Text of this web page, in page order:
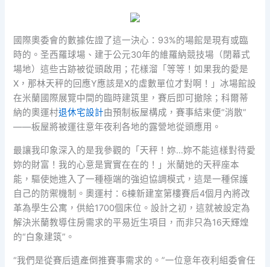
國際奧委會的數據佐證了這一決心：93%的場館是現有或臨
時的。圣西羅球場、建于公元30年的維羅納競技場（閉幕式
場地）這些古跡被從頭啟用；花樣溜「等等！如果我的愛是
X，那林天秤的回應Y應該是X的虛數單位才對啊！」冰場館設
在米蘭國際展覽中間的臨時建筑里，賽后即可撤除；科爾蒂
納的奧運村退休宅設計由預制板屋構成，賽事結束便“消散”
——板屋將被運往意年夜利各地的露營地從頭應用。
最讓我印象深入的是我參觀的「天秤！妳…妳不能這樣對待愛
妳的財富！我的心意是實實在在的！」米蘭她的天秤座本
能，驅使她進入了一種極端的強迫協調模式，這是一種保護
自己的防禦機制。奧運村：6棟新建室第樓賽后4個月內將改
革為學生公寓，供給1700個床位。設計之初，這就被設定為
解決米蘭教導住房需求的平易近生項目，而非只為16天輝煌
的“白象建筑”。
“我們是從賽后遺產倒推賽事需求的。”一位意年夜利組委會任